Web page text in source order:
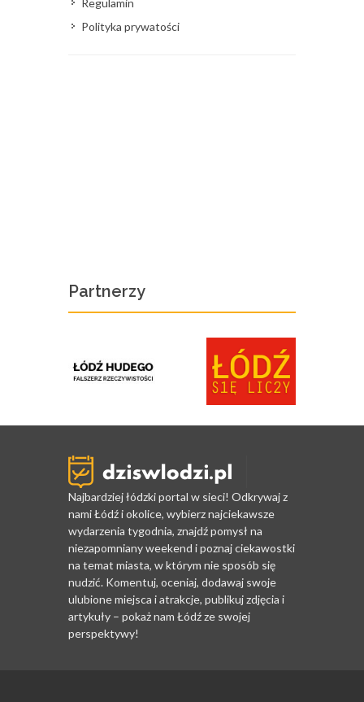
Regulamin
Polityka prywatości
Partnerzy
Najbardziej łódzki portal w sieci! Odkrywaj z
nami Łódź i okolice, wybierz najciekawsze
wydarzenia tygodnia, znajdź pomysł na
niezapomniany weekend i poznaj ciekawostki
na temat miasta, w którym nie sposób się
nudzić. Komentuj, oceniaj, dodawaj swoje
ulubione miejsca i atrakcje, publikuj zdjęcia i
artykuły – pokaż nam Łódź ze swojej
perspektywy!